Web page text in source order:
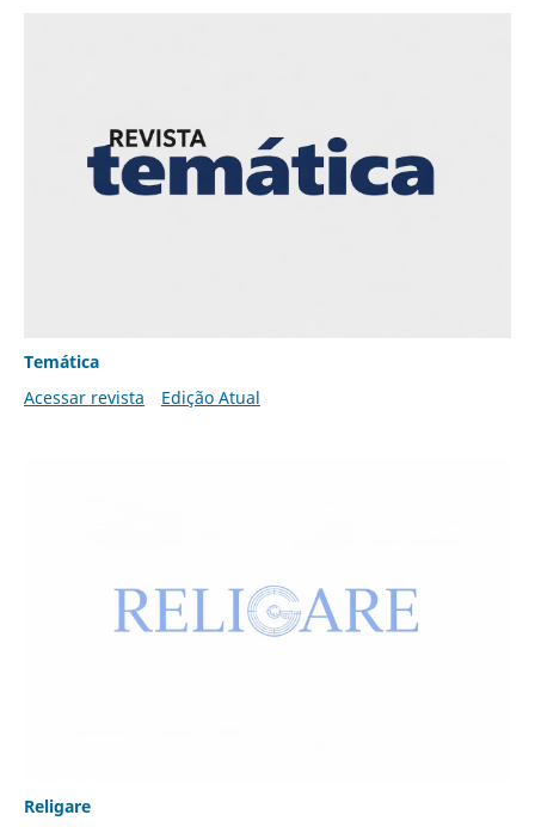
Temática
Acessar revista
Edição Atual
Religare